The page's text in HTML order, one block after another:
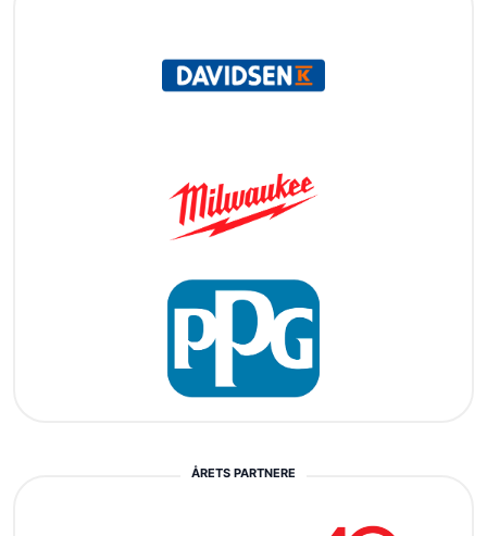
ÅRETS PARTNERE